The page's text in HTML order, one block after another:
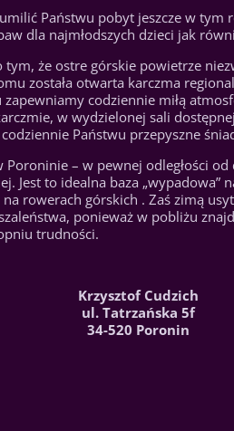
Państwu pobyt jeszcze w tym
dla najmłodszych dzieci jak
że ostre górskie powietrze
została otwarta karczma
codziennie miłą
w wydzielonej sali
Państwu przepyszne
Poroninie – w pewnej odległości
Jest to idealna baza „wypadowa”
rowerach górskich . Zaś zimą
ponieważ w pobliżu
trudności.
Krzysztof Cudzich
ul. Tatrzańska 5f
34-520 Poronin